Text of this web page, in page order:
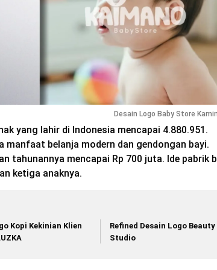
Desain Logo Baby Store
yang lahir di Indonesia mencapai 4.880.951.
manfaat belanja modern dan gendongan bayi.
tahunannya mencapai Rp 700 juta. Ide pabrik
ketiga anaknya.
Kopi Kekinian Klien
Refined Desain Logo Beauty
Studio